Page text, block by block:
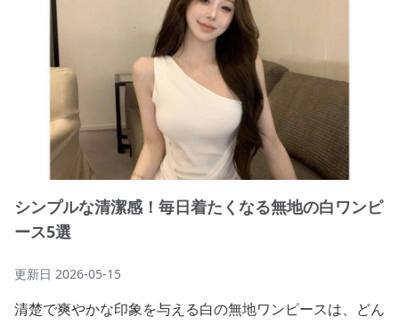
シンプルな清潔感！毎日着たくなる無地の白ワンピ
ース5選
更新日 2026-05-15
清楚で爽やかな印象を与える白の無地ワンピースは、どん